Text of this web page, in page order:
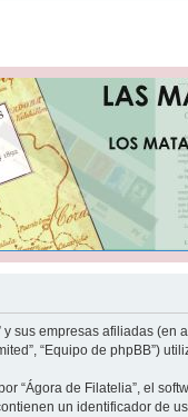
empresas afiliadas (en
“Equipo de
“Ágora de Filatelia”, el
un identificador de